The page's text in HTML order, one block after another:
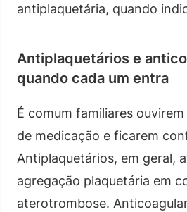
antiplaquetária, quando
Antiplaquetários e
quando cada um entra
É comum familiares
de medicação e ficarem
Antiplaquetários, em geral,
agregação plaquetária em
aterotrombose.